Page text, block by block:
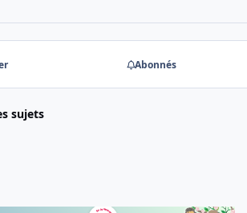
Abonnés
sujets